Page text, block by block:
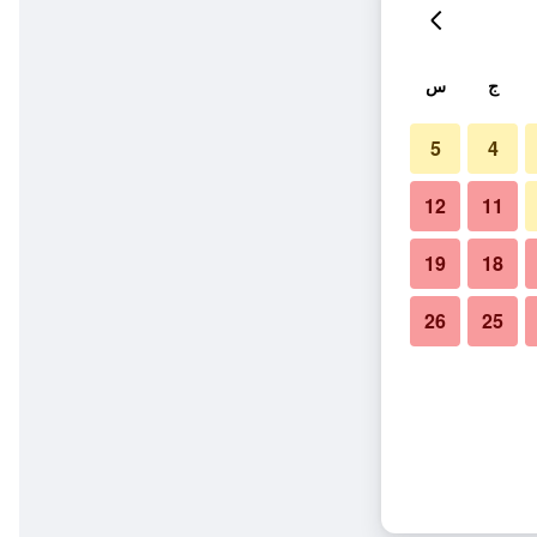
ج س
4
5
11
12
18
19
25
26